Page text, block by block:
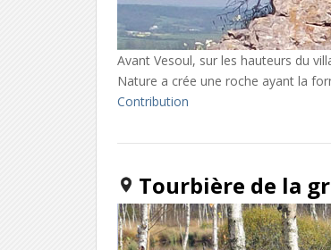
Avant Vesoul, sur les hauteurs du
Nature a crée une roche ayant la
Contribution
Tourbière de la